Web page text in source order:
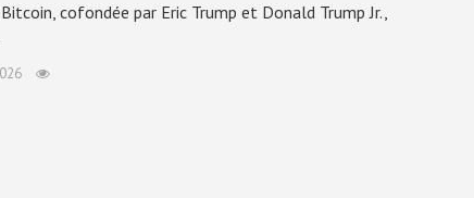
cofondée par Eric Trump et Donald Trump Jr.,